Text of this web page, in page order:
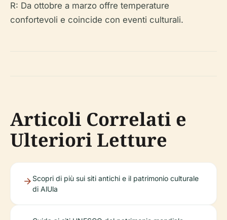
R: Da ottobre a marzo offre temperature
confortevoli e coincide con eventi culturali.
Articoli Correlati e
Ulteriori Letture
Scopri di più sui siti antichi e il patrimonio culturale
di AlUla